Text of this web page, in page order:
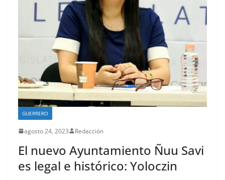
GUERRERO
agosto 24, 2023 Redacción
El nuevo Ayuntamiento Ñuu Savi
es legal e histórico: Yoloczin